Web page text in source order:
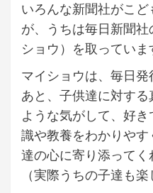
いろんな新聞社がこ
が、うちは毎日新聞
ショウ）を取っていま
マイショウは、毎日発
あと、子供達に対す
ような気がして、好
識や教養をわかりや
達の心に寄り添ってく
（実際うちの子達も